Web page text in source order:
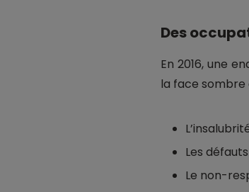
Des
En 2016, une
la face
Les
Le non-